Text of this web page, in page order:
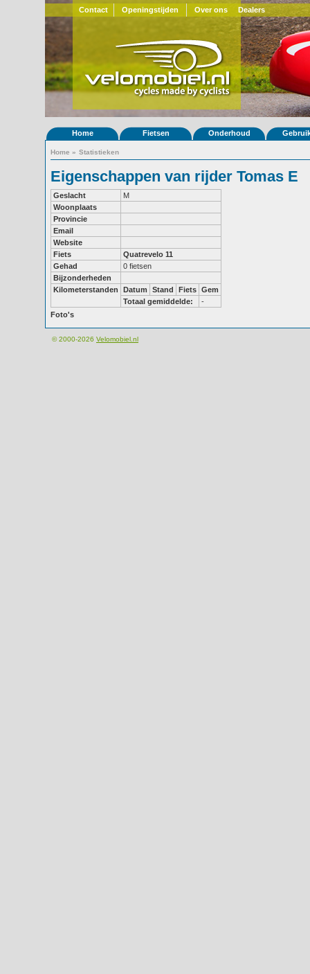
Contact Openingstijden Over ons Dealers
Home Fietsen Onderhoud
Home » Statistieken
Eigenschappen van rijder Tomas E
Geslacht
M
Woonplaats
Provincie
Email
Website
Fiets
Quatrevelo 11
Gehad
0 fietsen
Bijzonderheden
Kilometerstanden
Datum Stand Fiets Gem
Totaal gemiddelde:
-
Foto's
© 2000-2026 Velomobiel.nl